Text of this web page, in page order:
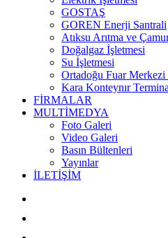
GOSTAŞ
GOREN Enerji Santrali
Atıksu Arıtma ve
Doğalgaz İşletmesi
Su İşletmesi
Ortadoğu Fuar
Kara Konteynır
FİRMALAR
MULTİMEDYA
Foto Galeri
Video Galeri
Basın Bültenleri
Yayınlar
İLETİŞİM